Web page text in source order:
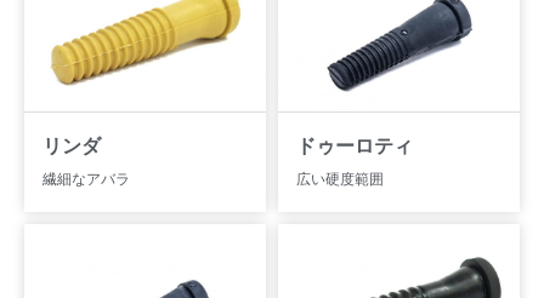
リンダ
繊細なアバラ
ドゥーロティ
広い硬度範囲